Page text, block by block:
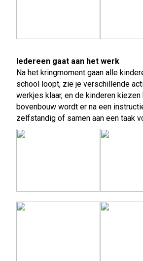
Iedereen gaat aan het werk
Na het kringmoment gaan alle
school loopt, zie je verschillende
werkjes klaar, en de kinderen
bovenbouw wordt er na een
zelfstandig of samen aan een taak